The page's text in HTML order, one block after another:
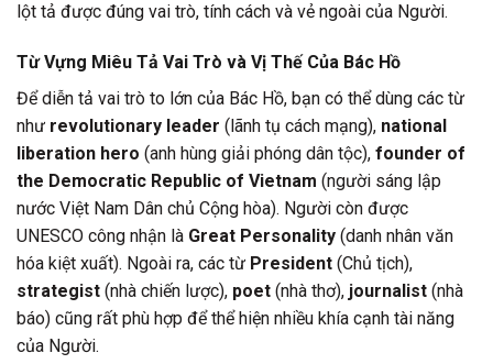
lột tả được đúng vai trò, tính cách và vẻ ngoài của Người.
Từ Vựng Miêu Tả Vai Trò và Vị Thế Của Bác Hồ
Để diễn tả vai trò to lớn của Bác Hồ, bạn có thể dùng các từ
như revolutionary leader (lãnh tụ cách mạng), national
liberation hero (anh hùng giải phóng dân tộc), founder of
the Democratic Republic of Vietnam (người sáng lập
nước Việt Nam Dân chủ Cộng hòa). Người còn được
UNESCO công nhận là Great Personality (danh nhân văn
hóa kiệt xuất). Ngoài ra, các từ President (Chủ tịch),
strategist (nhà chiến lược), poet (nhà thơ), journalist (nhà
báo) cũng rất phù hợp để thể hiện nhiều khía cạnh tài năng
của Người.